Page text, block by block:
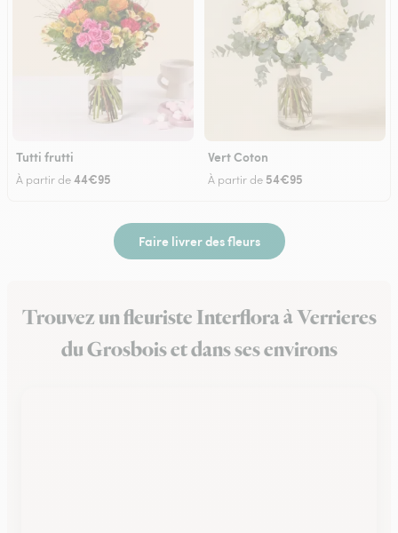
Tutti frutti
À partir de44€95
Vert Coton
À partir de 54€95
Faire livrer des fleurs
Trouvez un fleuriste Interflora à Verrieres
du Grosbois et dans ses environs